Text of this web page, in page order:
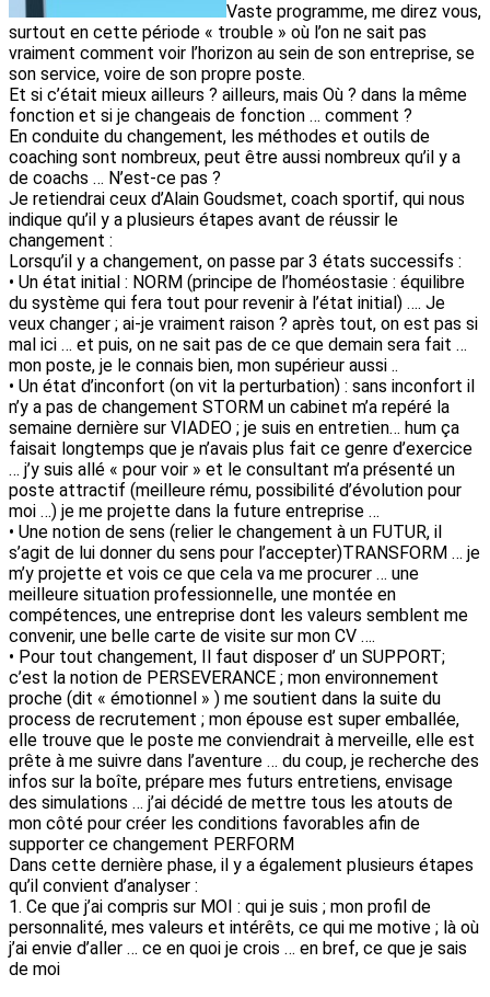
Vaste programme, me direz vous,
surtout en cette période « trouble » où l’on ne sait pas
vraiment comment voir l’horizon au sein de son entreprise, se
son service, voire de son propre poste.
Et si c’était mieux ailleurs ? ailleurs, mais Où ? dans la même
fonction et si je changeais de fonction … comment ?
En conduite du changement, les méthodes et outils de
coaching sont nombreux, peut être aussi nombreux qu’il y a
de coachs … N’est-ce pas ?
Je retiendrai ceux d’Alain Goudsmet, coach sportif, qui nous
indique qu’il y a plusieurs étapes avant de réussir le
changement :
Lorsqu’il y a changement, on passe par 3 états successifs :
• Un état initial : NORM (principe de l’homéostasie : équilibre
du système qui fera tout pour revenir à l’état initial) …. Je
veux changer ; ai-je vraiment raison ? après tout, on est pas si
mal ici … et puis, on ne sait pas de ce que demain sera fait …
mon poste, je le connais bien, mon supérieur aussi ..
• Un état d’inconfort (on vit la perturbation) : sans inconfort il
n’y a pas de changement STORM un cabinet m’a repéré la
semaine dernière sur VIADEO ; je suis en entretien… hum ça
faisait longtemps que je n’avais plus fait ce genre d’exercice
… j’y suis allé « pour voir » et le consultant m’a présenté un
poste attractif (meilleure rému, possibilité d’évolution pour
moi …) je me projette dans la future entreprise …
• Une notion de sens (relier le changement à un FUTUR, il
s’agit de lui donner du sens pour l’accepter)TRANSFORM … je
m’y projette et vois ce que cela va me procurer … une
meilleure situation professionnelle, une montée en
compétences, une entreprise dont les valeurs semblent me
convenir, une belle carte de visite sur mon CV ….
• Pour tout changement, Il faut disposer d’ un SUPPORT;
c’est la notion de PERSEVERANCE ; mon environnement
proche (dit « émotionnel » ) me soutient dans la suite du
process de recrutement ; mon épouse est super emballée,
elle trouve que le poste me conviendrait à merveille, elle est
prête à me suivre dans l’aventure … du coup, je recherche des
infos sur la boîte, prépare mes futurs entretiens, envisage
des simulations … j’ai décidé de mettre tous les atouts de
mon côté pour créer les conditions favorables afin de
supporter ce changement PERFORM
Dans cette dernière phase, il y a également plusieurs étapes
qu’il convient d’analyser :
1. Ce que j’ai compris sur MOI : qui je suis ; mon profil de
personnalité, mes valeurs et intérêts, ce qui me motive ; là où
j’ai envie d’aller … ce en quoi je crois … en bref, ce que je sais
de moi